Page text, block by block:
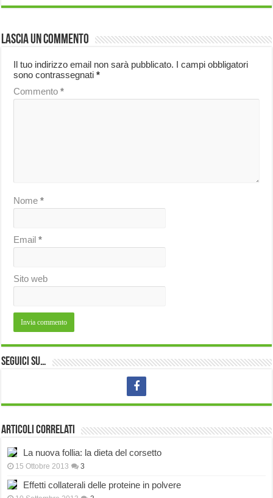
Lascia un commento
Il tuo indirizzo email non sarà pubblicato. I campi obbligatori
sono contrassegnati*
Commento*
Nome*
Email*
Sito web
Seguici su…
Articoli correlati
La nuova follia: la dieta del corsetto
15 Ottobre 2013 3
Effetti collaterali delle proteine in polvere